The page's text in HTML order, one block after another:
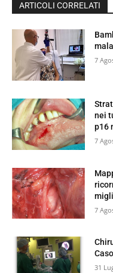
ARTICOLI CORRELATI
7
nei
p16
7
7
31